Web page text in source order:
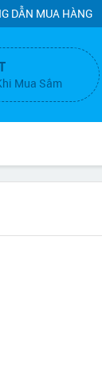
DẪN MUA HÀNG
Mua Sắm